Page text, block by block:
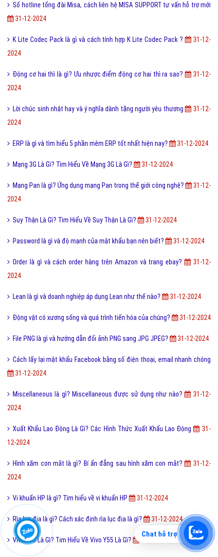
Số hotline tổng đài Misa, cách liên hệ MISA SUPPORT tư vấn hỗ trợ mới
31-12-2024
K Lite Codec Pack là gì và cách tính hợp K Lite Codec Pack ?
31-12-
2024
Động cơ hai thì là gì? Ưu nhược điểm động cơ hai thì ra sao?
31-12-
2024
Lời chúc sinh nhật hay và ý nghĩa dành tặng người yêu thương
31-12-
2024
ERP là gì và tìm hiểu 5 phần mêm ERP tốt nhất hiện nay? 31-12-2024
Mạng 3G Là Gì? Tìm Hiểu Về Mạng 3G Là Gì? 31-12-2024
Mạng Pan là gì? Ứng dụng mạng Pan trong thế giới công nghệ?
31-12-
2024
Suy Thận Là Gì? Tìm Hiểu Về Suy Thận Là Gì? 31-12-2024
Password là gì và độ mạnh của mật khẩu bạn nên biết? 31-12-2024
Order là gì và cách order hàng trên Amazon và trang ebay?
31-12-
2024
Lean là gì và doanh nghiệp áp dụng Lean như thế nào? 31-12-2024
Động vật có xương sống và quá trình tiến hóa của chúng? 31-12-2024
File PNG là gì và hướng dẫn đổi ảnh PNG sang JPG JPEG? 31-12-2024
Cách lấy lại mật khẩu Facebook bằng số điện thoại, email nhanh chóng
31-12-2024
Miscellaneous là gì? Miscellaneous được sử dụng như nào?
31-12-
2024
Xuất Khẩu Lao Động Là Gì? Các Hình Thức Xuất Khẩu Lao Động
31-
12-2024
Hình xăm con mắt là gì? Bí ẩn đẳng sau hình xăm con mắt?
31-12-
2024
Vi khuẩn HP là gì? Tìm hiểu về vi khuẩn HP 31-12-2024
Rìa lục địa là gì? Cách xác định rìa lục địa là gì? 31-12-2024
Vivo Y55 Là Gì? Tim Hiểu Về Vivo Y55 Là Gì?
Chat hỗ trợ